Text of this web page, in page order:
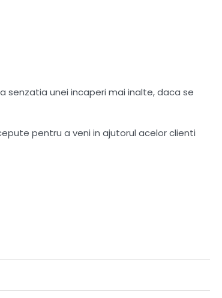
senzatia unei incaperi mai inalte, daca se
pentru a veni in ajutorul acelor clienti